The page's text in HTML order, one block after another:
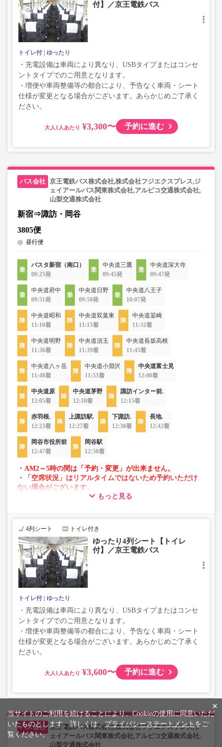
付】／京王電鉄バス
トイレ付 ゆったり
・充電設備は車両により異なり、USBタイプまたはコンセ
ントタイプでのご用意となります。
・増便や車両整備等の都合により、予告なく車両・シート
仕様が変更となる場合がございます。あらかじめご了承く
ださい。
大人 ¥3,300〜 予約に進む
京王電鉄バス株式会社,株式会社フジエクスプレス,ジ
ェイアールバス関東株式会社,アルピコ交通株式会社,
山梨交通株式会社
新宿⇒諏訪・岡谷
3805便
昼行便
バスタ新宿（南口）
09:25発
中央道三鷹
09:45発
中央道深大寺
09:47発
中央道府中
09:51発
中央道日野
09:58発
中央道八王子
10:07発
中央道昭和
11:10着
中央道双葉東
11:15着
中央道韮崎
11:32着
中央道明野
11:36着
中央道須玉
11:39着
中央道長坂高根
11:45着
中央道八ヶ岳
11:48着
中央道小淵沢
11:53着
中央道富士見
12:00着
中央道原
12:05着
中央道茅野
12:10着
諏訪インター前.
12:15着
赤羽根.
12:23着
上諏訪駅.
12:27着
下諏訪.
12:38着
長地.
12:42着
岡谷市役所前
12:47着
岡谷駅
12:50着
・AM2～5時の間は「予約・変更」が出来ません。
・「空席状況」はリアルタイムではないため予約いただけ
ない場合がございます。
・車両は予告なく変更となる場合がございます。これに伴
で、あらかじめご了承ください。
もっと見る
4列シート トイレ付き
ゆったり4列シート【トイレ
付】／京王電鉄バス
トイレ付 ゆったり
・充電設備は車両により異なり、USBタイプまたはコンセ
ントタイプでのご用意となります。
・増便や車両整備等の都合により、予告なく車両・シート
仕様が変更となる場合がございます。あらかじめご了承く
ださい。
大人 ¥3,600〜 予約に進む
京王電鉄バス株式会社,株式会社フジエクスプレス,ジ
ェイアールバス関東株式会社,アルピコ交通株式会社,
山梨交通株式会社
×
当サイトのご利用を続けることにより、Cookieの使用に同意いただ
いたものとします。詳しくは、プライバシーステートメント をご
覧ください。